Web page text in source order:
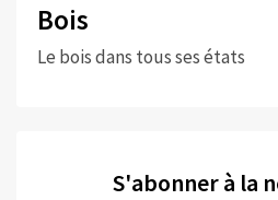
Bois
Le bois dans tous ses états
S'abonner à la